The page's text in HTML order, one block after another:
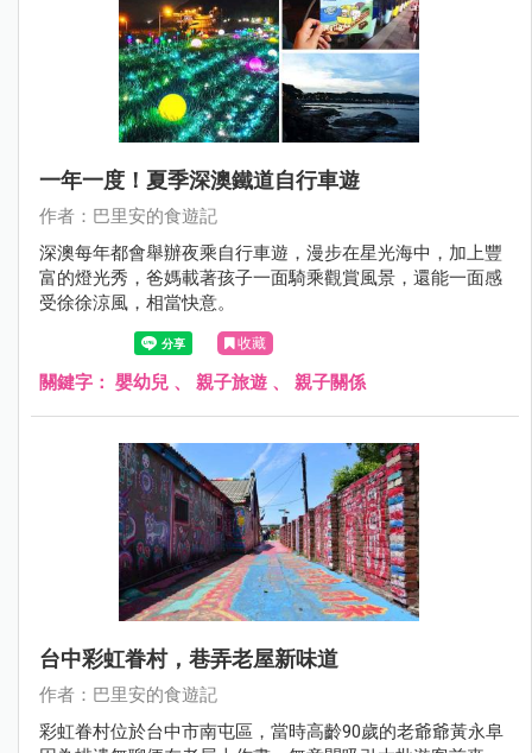
一年一度！夏季深澳鐵道自行車遊
作者：巴里安的食遊記
深澳每年都會舉辦夜乘自行車遊，漫步在星光海中，加上豐
富的燈光秀，爸媽載著孩子一面騎乘觀賞風景，還能一面感
受徐徐涼風，相當快意。
收藏
關鍵字： 嬰幼兒 、 親子旅遊 、 親子關係
台中彩虹眷村，巷弄老屋新味道
作者：巴里安的食遊記
彩虹眷村位於台中市南屯區，當時高齡90歲的老爺爺黃永阜